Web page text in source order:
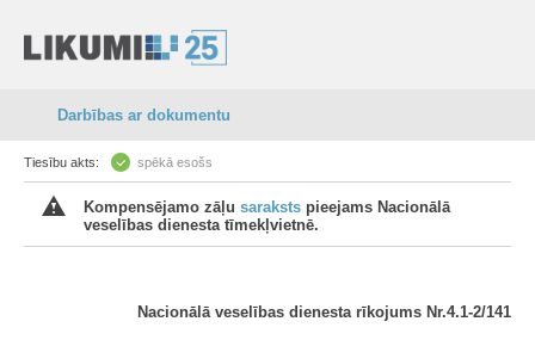
Darbības ar dokumentu
Tiesību akts: spēkā esošs
Kompensējamo zāļu saraksts pieejams Nacionālā
veselības dienesta tīmekļvietnē.
Nacionālā veselības dienesta rīkojums Nr.4.1-2/141